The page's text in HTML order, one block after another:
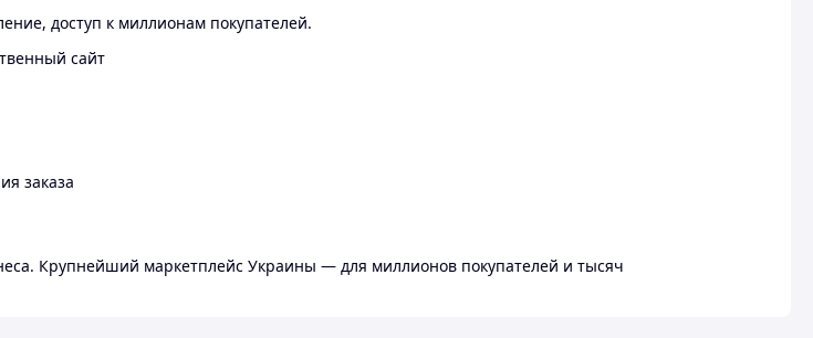
доступ к миллионам покупателей.
сайт
заказа
Крупнейший маркетплейс Украины — для миллионов покупателей и тысяч